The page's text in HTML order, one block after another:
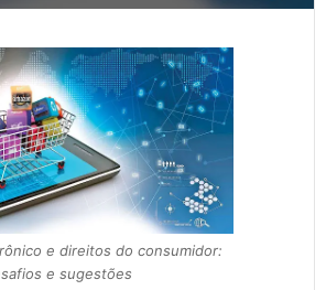
e direitos do consumidor:
e sugestões